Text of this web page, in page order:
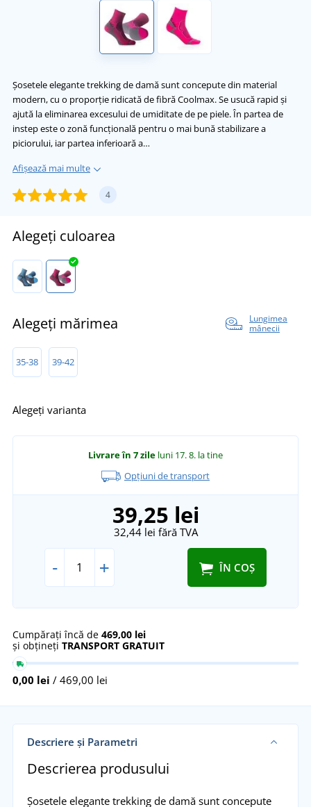
Șosetele elegante trekking de damă sunt concepute din material
modern, cu o proporție ridicată de fibră Coolmax. Se usucă rapid și
ajută la eliminarea excesului de umiditate de pe piele. În partea de
instep este o zonă funcțională pentru o mai bună stabilizare a
piciorului, iar partea inferioară a…
Afișează mai multe
4
Alegeți culoarea
Alegeți mărimea
Lungimea
mânecii
35-38 39-42
Alegeți varianta
Livrare în 7 zile luni 17. 8. la tine
Opțiuni de transport
39,25 lei
32,44 lei fără TVA
- + ÎN COȘ
Cumpărați încă de 469,00 lei
și obțineți TRANSPORT GRATUIT
0,00 lei / 469,00 lei
Descriere și Parametri
Descrierea produsului
Șosetele elegante trekking de damă sunt concepute